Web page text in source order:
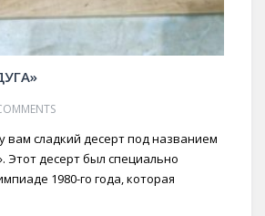
вам сладкий десерт под названием
Этот десерт был специально
1980-го года, которая